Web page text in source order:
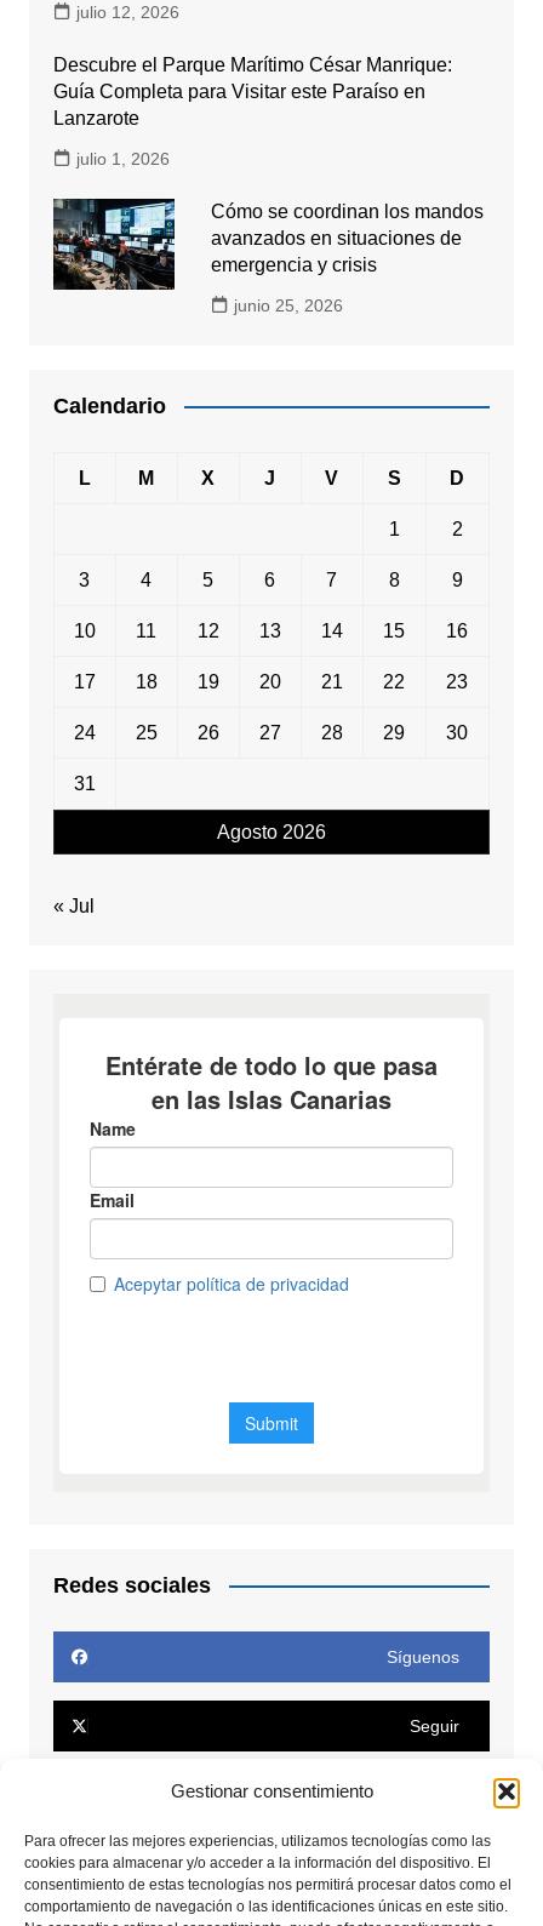
Gestionar consentimiento
Para ofrecer las mejores experiencias, utilizamos tecnologías como las
cookies para almacenar y/o acceder a la información del dispositivo. El
consentimiento de estas tecnologías nos permitirá procesar datos como el
comportamiento de navegación o las identificaciones únicas en este sitio.
julio 12, 2026
Descubre el Parque Marítimo César Manrique:
Guía Completa para Visitar este Paraíso en
Lanzarote
julio 1, 2026
Cómo se coordinan los mandos
avanzados en situaciones de
emergencia y crisis
junio 25, 2026
Calendario
Agosto 2026
L M X J V S D
1 2
3 4 5 6 7 8 9
10 11 12 13 14 15 16
17 18 19 20 21 22 23
24 25 26 27 28 29 30
31
« Jul
Redes sociales
Síguenos
Seguir
Conectar